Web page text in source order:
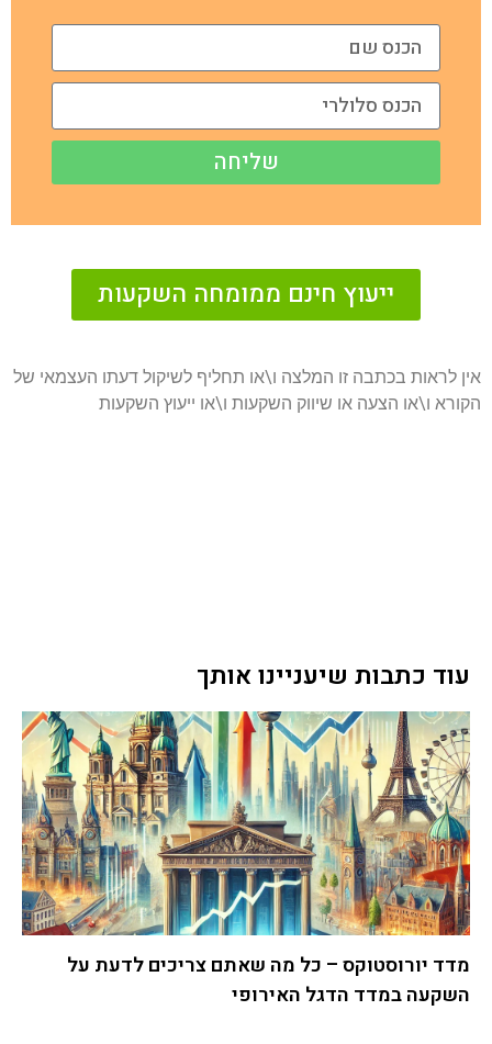
שליחה
ייעוץ חינם ממומחה השקעות
אין לראות בכתבה זו המלצה ו\או תחליף לשיקול דעתו העצמאי של
הקורא ו\או הצעה או שיווק השקעות ו\או ייעוץ השקעות
עוד כתבות שיעניינו אותך
מדד יורוסטוקס – כל מה שאתם צריכים לדעת על
השקעה במדד הדגל האירופי